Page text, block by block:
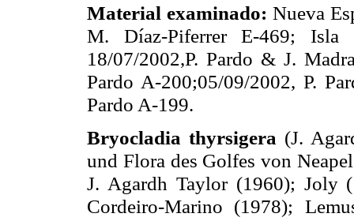
Material examinado: Nueva
M. Díaz-Piferrer E-469; Isla
18/07/2002,P. Pardo & J.
Pardo A-200;05/09/2002, P.
Pardo A-199.
Bryocladia thyrsigera (J.
und Flora des Golfes von
J. Agardh Taylor (1960); Joly
Cordeiro-Marino (1978);